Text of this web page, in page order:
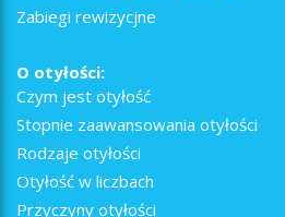
Zabiegi rewizycjne
O otyłości:
Czym jest otyłość
Stopnie zaawansowania otyłości
Rodzaje otyłości
Otyłość w liczbach
Przyczyny otyłości